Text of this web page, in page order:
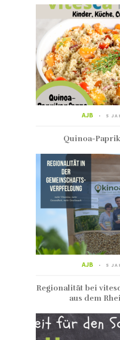
AJB 5
Quinoa-
AJB 5
Regionalität bei
aus dem